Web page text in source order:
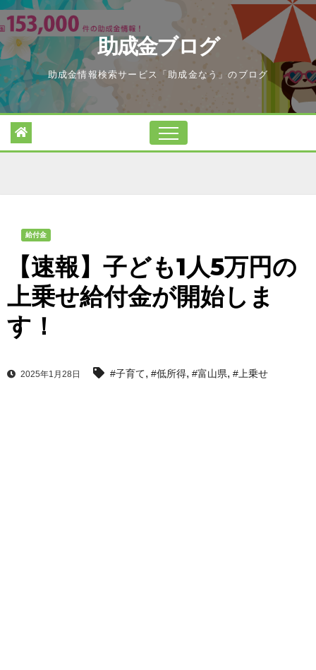
Skip
to
content
助成金ブログ
助成金情報検索サービス「助成金なう」のブログ
給付金
【速報】子ども1人5万円の
上乗せ給付金が開始しま
す！
2025年1月28日 #子育て, #低所得, #富山県, #上乗せ